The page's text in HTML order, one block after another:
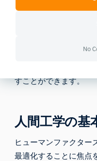
できるよう、座面の高
ことで、企業は機能的
すことができます。
人間工学の基
ヒューマンファクター
最適化することに焦点
No